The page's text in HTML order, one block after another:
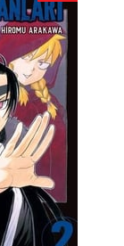
İndirim
%50İndirim